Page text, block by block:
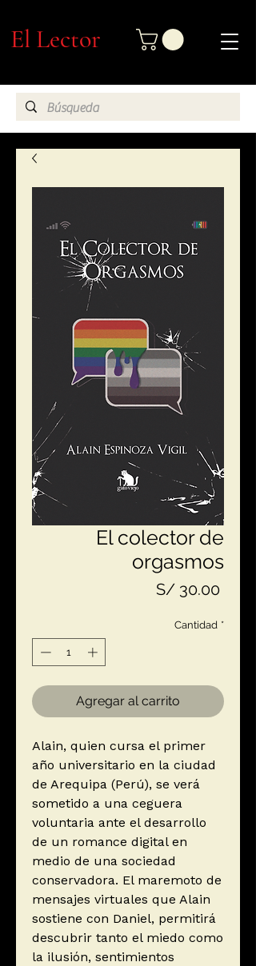
El Lector
El colector de
orgasmos
S/ 30.00Precio
Cantidad *
Agregar al carrito
Alain, quien cursa el primer
año universitario en la ciudad
de Arequipa (Perú), se verá
sometido a una ceguera
voluntaria ante el desarrollo
de un romance digital en
medio de una sociedad
conservadora. El maremoto de
mensajes virtuales que Alain
sostiene con Daniel, permitirá
descubrir tanto el miedo como
la ilusión, sentimientos